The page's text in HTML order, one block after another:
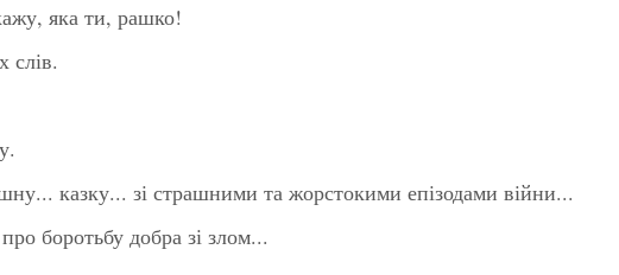
яка ти, рашко!
слів.
казку... зі страшними та жорстокими епізодами війни...
боротьбу добра зі злом...